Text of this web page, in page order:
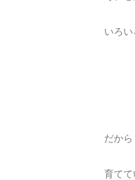
いろい
だか
育てて